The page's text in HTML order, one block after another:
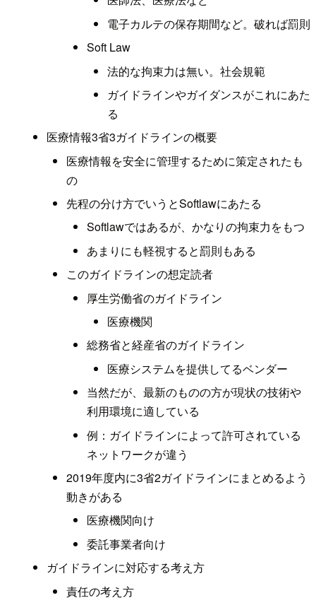
電子カルテの保存期間など。破れば罰則
Soft Law
法的な拘束力は無い。社会規範
ガイドラインやガイダンスがこれにあた
る
医療情報3省3ガイドラインの概要
医療情報を安全に管理するために策定されたも
の
先程の分け方でいうとSoftlawにあたる
Softlawではあるが、かなりの拘束力をもつ
あまりにも軽視すると罰則もある
このガイドラインの想定読者
厚生労働省のガイドライン
医療機関
総務省と経産省のガイドライン
医療システムを提供してるベンダー
当然だが、最新のものの方が現状の技術や
利用環境に適している
例：ガイドラインによって許可されている
ネットワークが違う
2019年度内に3省2ガイドラインにまとめるよう
動きがある
医療機関向け
委託事業者向け
ガイドラインに対応する考え方
責任の考え方